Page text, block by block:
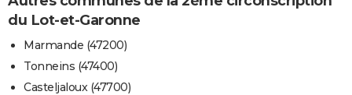
du Lot-et-Garonne
Marmande (47200)
Tonneins (47400)
Casteljaloux (47700)